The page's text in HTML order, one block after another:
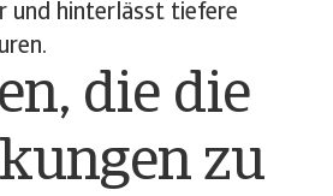
und hinterlässt tiefere
die die
zu